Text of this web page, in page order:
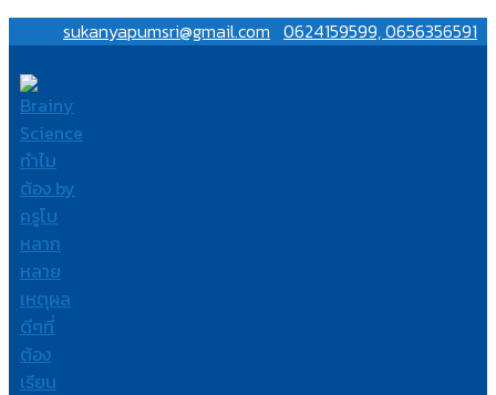
sukanyapumsri@gmail.com 0624159599, 0656356591